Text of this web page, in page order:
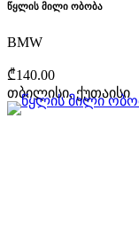
წყლის მილი ობობა
BMW
₾140.00
თბილისი, ქუთაისი